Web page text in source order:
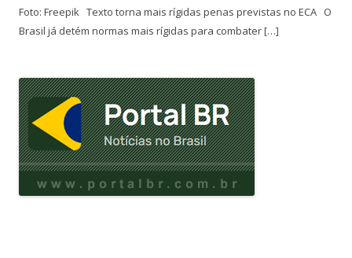
Foto: Freepik Texto torna mais rígidas penas previstas no ECA O
Brasil já detém normas mais rígidas para combater […]